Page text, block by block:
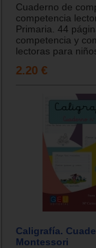
Cuaderno de
competencia
Primaria. 44
competencia y
lectoras para
2.20 €
Caligrafía.
Montessori